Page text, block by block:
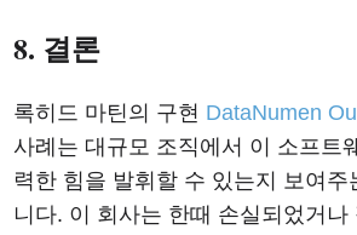
8. 결론
록히드 마틴의 구현 DataNumen
사례는 대규모 조직에서 이 소프트
력한 힘을 발휘할 수 있는지 보여주
니다. 이 회사는 한때 손실되었거나